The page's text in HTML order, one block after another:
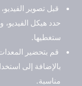
قبل تصوير
حدد هيكل الفيديو،
ستغطيها.
قم بتحضير المعدات
بالإضافة إلى
مناسبة.